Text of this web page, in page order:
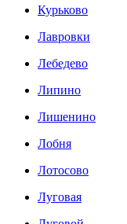
Курьково
Лавровки
Лебедево
Липино
Лишенино
Лобня
Лотосово
Луговая